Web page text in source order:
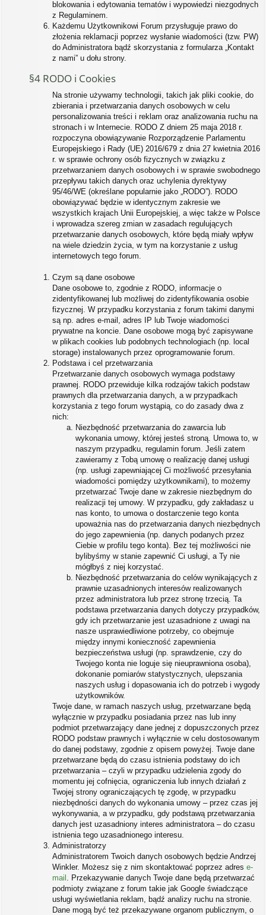
blokowania i edytowania tematów i wypowiedzi niezgodnych
z Regulaminem.
Każdemu Użytkownikowi Forum przysługuje prawo do
złożenia reklamacji poprzez wysłanie wiadomości (tzw. PW)
do Administratora bądź skorzystania z formularza „Kontakt
z nami” u dołu strony.
§4 RODO i Cookies
Na stronie używamy technologii, takich jak pliki cookie, do
zbierania i przetwarzania danych osobowych w celu
personalizowania treści i reklam oraz analizowania ruchu na
stronach i w Internecie. RODO Z dniem 25 maja 2018 r.
rozpoczyna obowiązywanie Rozporządzenie Parlamentu
Europejskiego i Rady (UE) 2016/679 z dnia 27 kwietnia 2016
r. w sprawie ochrony osób fizycznych w związku z
przetwarzaniem danych osobowych i w sprawie swobodnego
przepływu takich danych oraz uchylenia dyrektywy
95/46/WE (określane popularnie jako „RODO”). RODO
obowiązywać będzie w identycznym zakresie we
wszystkich krajach Unii Europejskiej, a więc także w Polsce
i wprowadza szereg zmian w zasadach regulujących
przetwarzanie danych osobowych, które będą miały wpływ
na wiele dziedzin życia, w tym na korzystanie z usług
internetowych tego forum.
Czym są dane osobowe
Dane osobowe to, zgodnie z RODO, informacje o
zidentyfikowanej lub możliwej do zidentyfikowania osobie
fizycznej. W przypadku korzystania z forum takimi danymi
są np. adres e-mail, adres IP lub Twoje wiadomości
prywatne na koncie. Dane osobowe mogą być zapisywane
w plikach cookies lub podobnych technologiach (np. local
storage) instalowanych przez oprogramowanie forum.
Podstawa i cel przetwarzania
Przetwarzanie danych osobowych wymaga podstawy
prawnej. RODO przewiduje kilka rodzajów takich podstaw
prawnych dla przetwarzania danych, a w przypadkach
korzystania z tego forum wystąpią, co do zasady dwa z
nich:
Niezbędność przetwarzania do zawarcia lub
wykonania umowy, której jesteś stroną. Umowa to, w
naszym przypadku, regulamin forum. Jeśli zatem
zawieramy z Tobą umowę o realizację danej usługi
(np. usługi zapewniającej Ci możliwość przesyłania
wiadomości pomiędzy użytkownikami), to możemy
przetwarzać Twoje dane w zakresie niezbędnym do
realizacji tej umowy. W przypadku, gdy zakładasz u
nas konto, to umowa o dostarczenie tego konta
upoważnia nas do przetwarzania danych niezbędnych
do jego zapewnienia (np. danych podanych przez
Ciebie w profilu tego konta). Bez tej możliwości nie
bylibyśmy w stanie zapewnić Ci usługi, a Ty nie
mógłbyś z niej korzystać.
Niezbędność przetwarzania do celów wynikających z
prawnie uzasadnionych interesów realizowanych
przez administratora lub przez stronę trzecią. Ta
podstawa przetwarzania danych dotyczy przypadków,
gdy ich przetwarzanie jest uzasadnione z uwagi na
nasze usprawiedliwione potrzeby, co obejmuje
między innymi konieczność zapewnienia
bezpieczeństwa usługi (np. sprawdzenie, czy do
Twojego konta nie loguje się nieuprawniona osoba),
dokonanie pomiarów statystycznych, ulepszania
naszych usług i dopasowania ich do potrzeb i wygody
użytkowników.
Twoje dane, w ramach naszych usług, przetwarzane będą
wyłącznie w przypadku posiadania przez nas lub inny
podmiot przetwarzający dane jednej z dopuszczonych przez
RODO podstaw prawnych i wyłącznie w celu dostosowanym
do danej podstawy, zgodnie z opisem powyżej. Twoje dane
przetwarzane będą do czasu istnienia podstawy do ich
przetwarzania – czyli w przypadku udzielenia zgody do
momentu jej cofnięcia, ograniczenia lub innych działań z
Twojej strony ograniczających tę zgodę, w przypadku
niezbędności danych do wykonania umowy – przez czas jej
wykonywania, a w przypadku, gdy podstawą przetwarzania
danych jest uzasadniony interes administratora – do czasu
istnienia tego uzasadnionego interesu.
Administratorzy
Administratorem Twoich danych osobowych będzie Andrzej
Winkler. Możesz się z nim skontaktować poprzez adres e-
mail . Przekazywanie danych Twoje dane będą przetwarzać
podmioty związane z forum takie jak Google świadczące
usługi wyświetlania reklam, bądź analizy ruchu na stronie.
Dane mogą być też przekazywane organom publicznym, o